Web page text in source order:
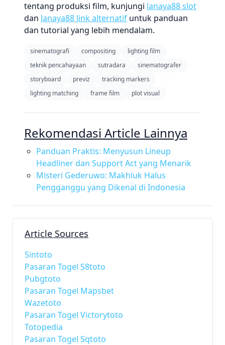
tentang produksi film, kunjungi lanaya88 slot
dan lanaya88 link alternatif untuk panduan
dan tutorial yang lebih mendalam.
sinematografi compositing
lighting film
teknik pencahayaan
sutradara
sinematografer
storyboard
previz
tracking markers
lighting matching
frame film plot visual
Rekomendasi Article Lainnya
Panduan Praktis: Menyusun Lineup
Headliner dan Support Act yang Menarik
Misteri Gederuwo: Makhluk Halus
Pengganggu yang Dikenal di Indonesia
Article Sources
Sintoto
Pasaran Togel S8toto
Pubgtoto
Pasaran Togel Mapsbet
Wazetoto
Pasaran Togel Victorytoto
Totopedia
Pasaran Togel Sqtoto